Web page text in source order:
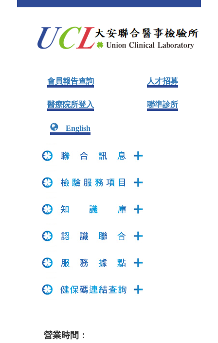
會員報告查詢 人才招募
醫療院所登入 聯準診所
English
營業時間：